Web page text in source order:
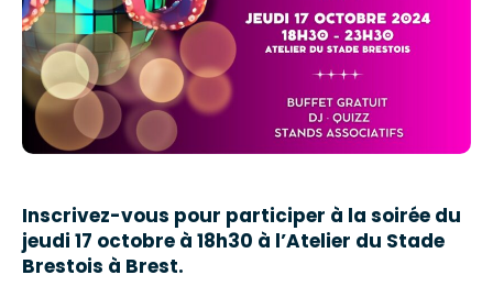
Inscrivez-vous pour participer à la soirée du
jeudi 17 octobre à 18h30 à l’Atelier du Stade
Brestois à Brest.